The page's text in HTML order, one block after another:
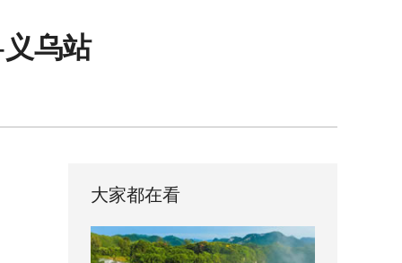
乌站
大家都在看